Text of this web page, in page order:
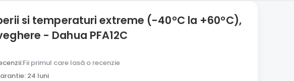
si temperaturi extreme (-40°C la +60°C),
- Dahua PFA12C
Fii primul care lasă o recenzie
24 luni